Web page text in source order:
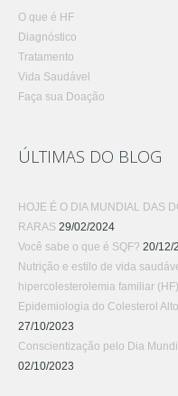
O que é HF
Diagnóstico
Tratamento
Vida Saudável
Faça sua Doação
ÚLTIMAS DO BLOG
HOJE É O DIA MUNDIAL DAS
RARAS 29/02/2024
Você sabe o que é SQF? 20/12/
Nutrição e estilo de vida
hipercolesterolemia familiar (HF)
Epidemiologia do Colesterol
27/10/2023
Conscientização pelo Dia
02/10/2023